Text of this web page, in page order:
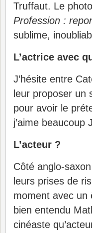
Truffaut. Le
Profession :
sublime,
L’actrice avec
J’hésite entre
leur proposer un
pour avoir le
j’aime beaucoup
L’acteur ?
Côté anglo-
leurs prises de
moment avec un
bien entendu
cinéaste